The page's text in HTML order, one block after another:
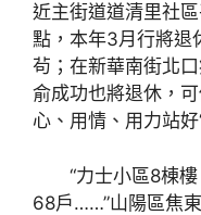
近主街道道清里社
點，本年3月行將退
茍；在新華南街北
俞成功也將退休，
心、用情、用力站
“力士小區8棟
68戶……”山陽區焦